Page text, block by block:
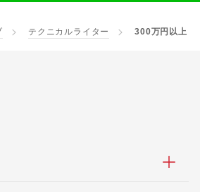
テクニカルライター 300万円以上